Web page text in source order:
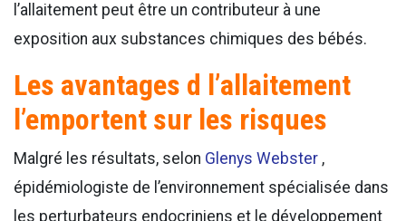
l’allaitement peut être un contributeur à une
exposition aux substances chimiques des bébés.
Les avantages d l’allaitement
l’emportent sur les risques
Malgré les résultats, selon Glenys Webster ,
épidémiologiste de l’environnement spécialisée dans
les perturbateurs endocriniens et le développement